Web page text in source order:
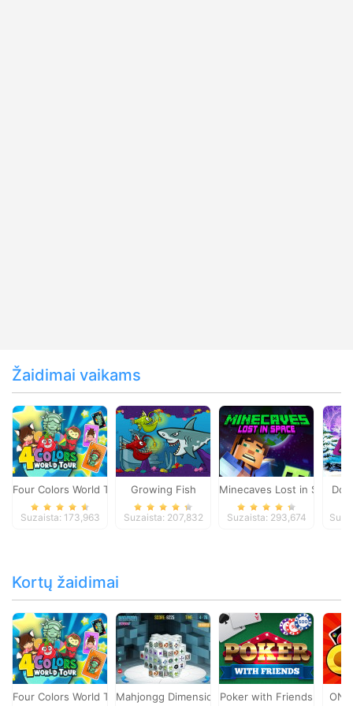
Žaidimai vaikams
Four Colors World Tour
Suzaista: 173,963
Growing Fish
Suzaista: 207,832
Minecaves Lost in Space
Suzaista: 293,674
Kortų žaidimai
Four Colors World TourMahjongg DimensionsPoker with Friends